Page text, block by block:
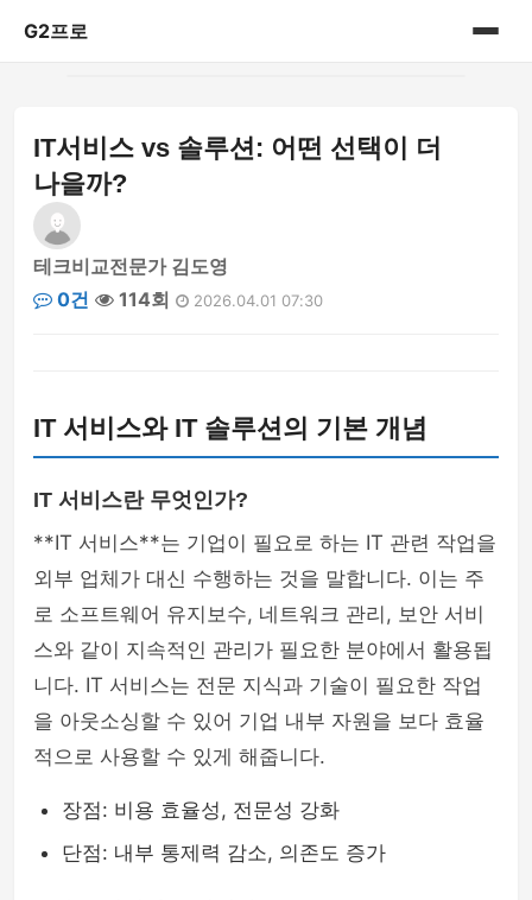
G2프로
IT리뷰
IT서비스 vs 솔루션: 어떤 선택이 더
나을까?
테크비교전문가 김도영
0건
114회 2026.04.01 07:30
IT 서비스와 IT 솔루션의 기본 개념
IT 서비스란 무엇인가?
**IT 서비스**는 기업이 필요로 하는 IT 관련 작업을
외부 업체가 대신 수행하는 것을 말합니다. 이는 주
로 소프트웨어 유지보수, 네트워크 관리, 보안 서비
스와 같이 지속적인 관리가 필요한 분야에서 활용됩
니다. IT 서비스는 전문 지식과 기술이 필요한 작업
을 아웃소싱할 수 있어 기업 내부 자원을 보다 효율
적으로 사용할 수 있게 해줍니다.
장점: 비용 효율성, 전문성 강화
단점: 내부 통제력 감소, 의존도 증가